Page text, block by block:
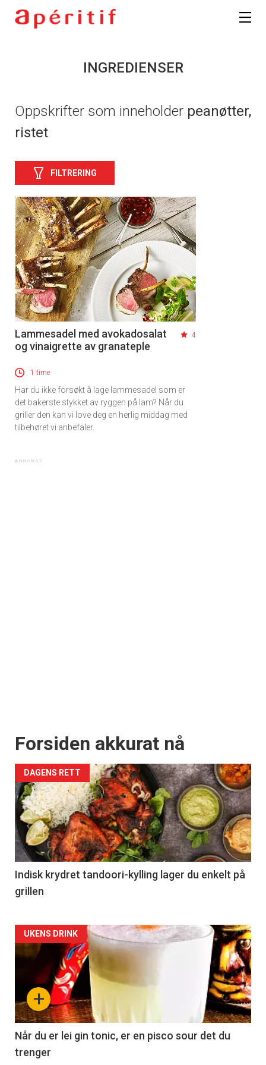
INGREDIENSER
Oppskrifter som inneholder peanøtter,
ristet
FILTRERING
Lammesadel med avokadosalat
og vinaigrette av granateple
4
1 time
Har du ikke forsøkt å lage lammesadel som er
det bakerste stykket av ryggen på lam? Når du
griller den kan vi love deg en herlig middag med
tilbehøret vi anbefaler.
Forsiden akkurat nå
DAGENS RETT
Indisk krydret tandoori-kylling lager du enkelt på
grillen
Forsiden
akkurat
nå
-
2
+
UKENS DRINK
Når du er lei gin tonic, er en pisco sour det du
trenger